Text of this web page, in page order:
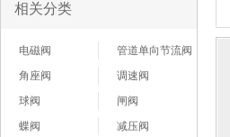
相关分类
电磁阀
管道单向节流阀
角座阀
调速阀
球阀
闸阀
蝶阀
减压阀